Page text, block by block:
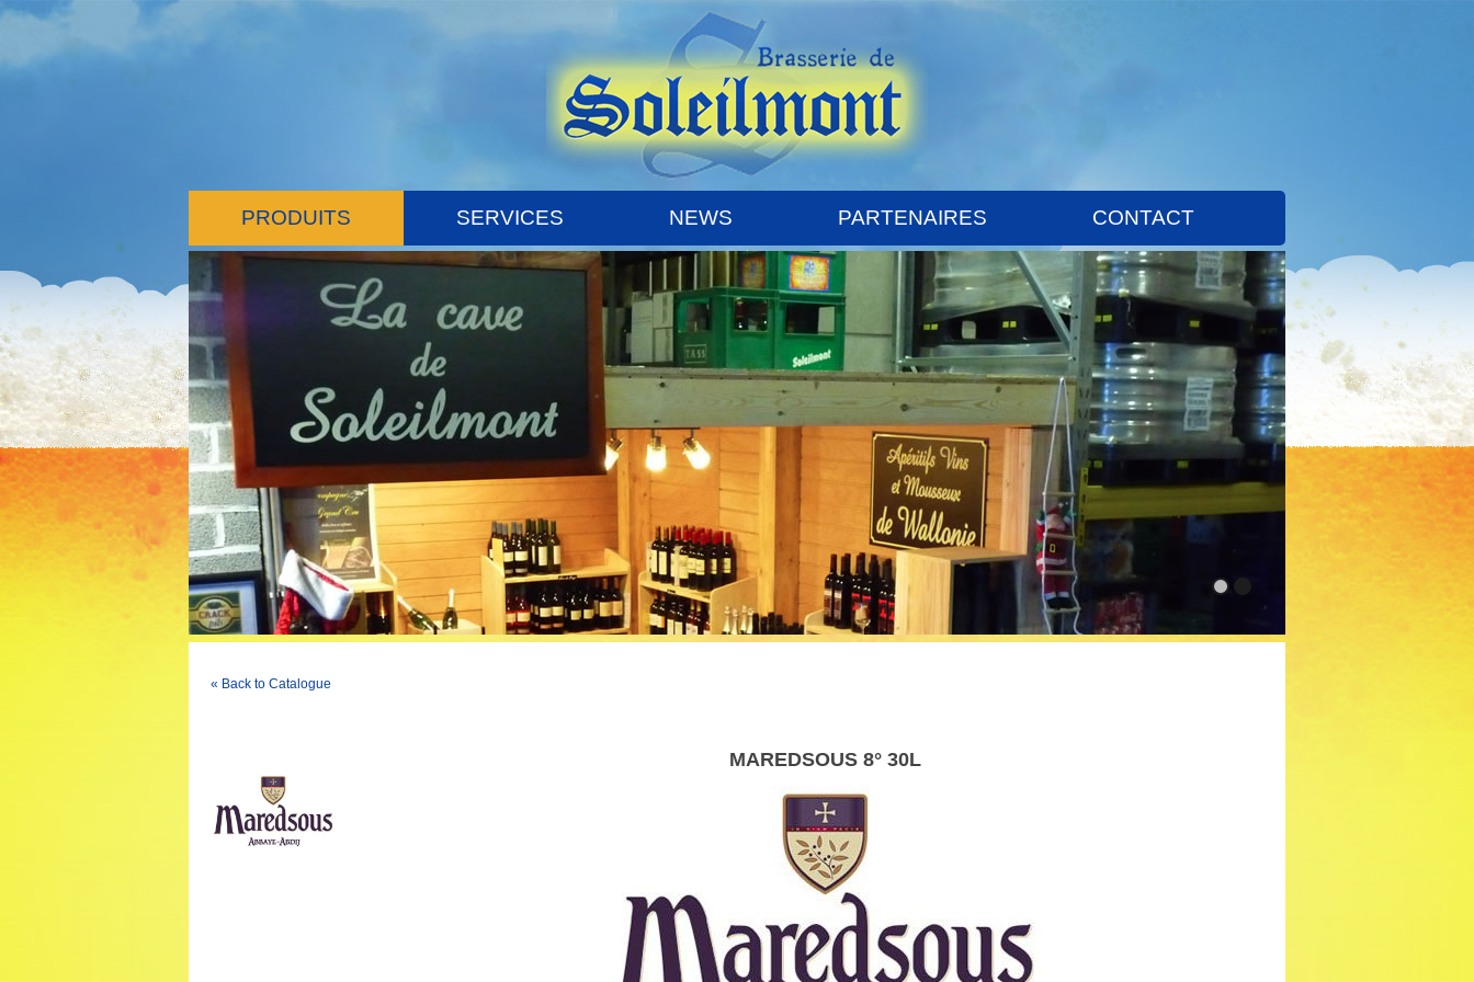
PRODUITS SERVICES NEWS PARTENAIRES CONTACT
« Back to Catalogue
MAREDSOUS 8° 30L